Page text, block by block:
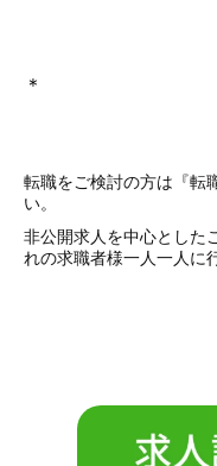
＊
転職をご検討の方は『転
い。
非公開求人を中心とした
れの求職者様一人一人に